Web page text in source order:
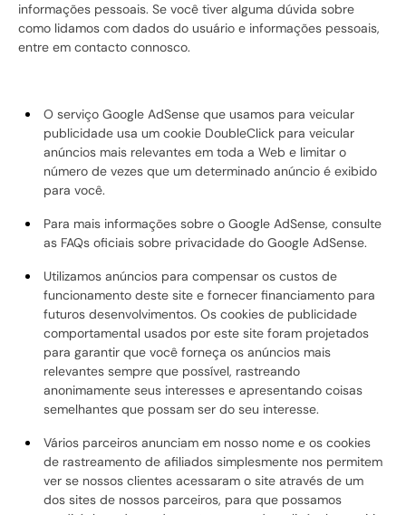
informações pessoais. Se você tiver alguma dúvida sobre
como lidamos com dados do usuário e informações pessoais,
entre em contacto connosco.
O serviço Google AdSense que usamos para veicular
publicidade usa um cookie DoubleClick para veicular
anúncios mais relevantes em toda a Web e limitar o
número de vezes que um determinado anúncio é exibido
para você.
Para mais informações sobre o Google AdSense, consulte
as FAQs oficiais sobre privacidade do Google AdSense.
Utilizamos anúncios para compensar os custos de
funcionamento deste site e fornecer financiamento para
futuros desenvolvimentos. Os cookies de publicidade
comportamental usados ​​por este site foram projetados
para garantir que você forneça os anúncios mais
relevantes sempre que possível, rastreando
anonimamente seus interesses e apresentando coisas
semelhantes que possam ser do seu interesse.
Vários parceiros anunciam em nosso nome e os cookies
de rastreamento de afiliados simplesmente nos permitem
ver se nossos clientes acessaram o site através de um
dos sites de nossos parceiros, para que possamos